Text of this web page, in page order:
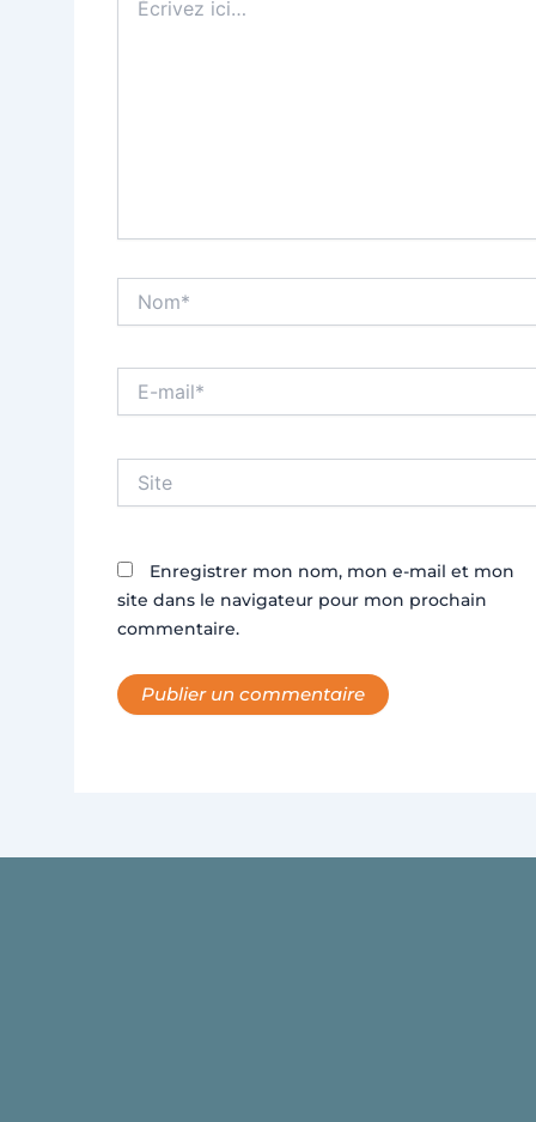
ici…
mail*
Enregistrer mon nom, mon e-mail et mon
site dans le navigateur pour mon prochain
commentaire.